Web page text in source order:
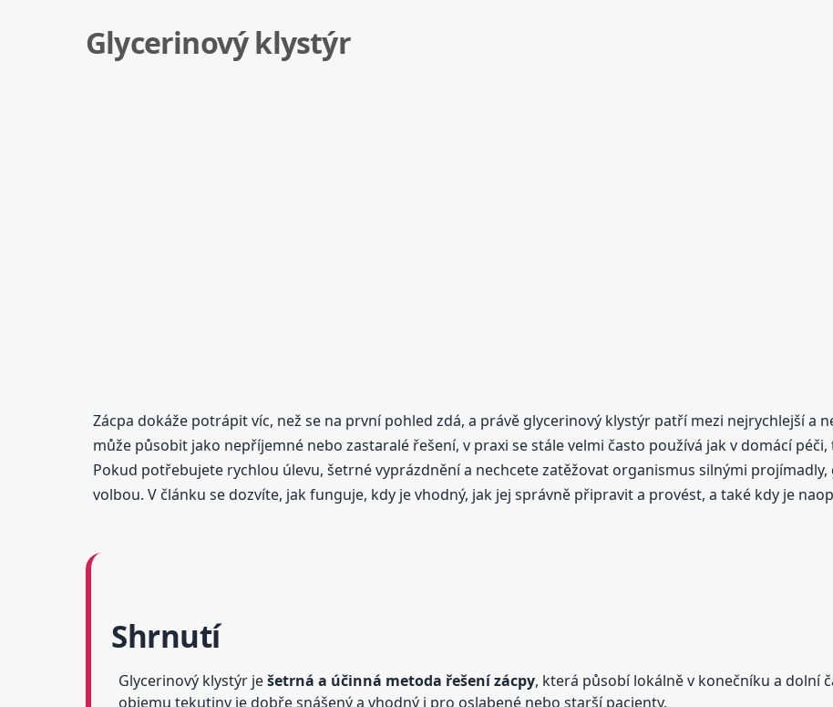
Glycerinový klystýr
Zácpa dokáže potrápit víc, než se na první pohled zdá, a právě glycerinový klystýr patří mezi nejrychlejší a
může působit jako nepříjemné nebo zastaralé řešení, v praxi se stále velmi často používá jak v domácí
Pokud potřebujete rychlou úlevu, šetrné vyprázdnění a nechcete zatěžovat organismus silnými
volbou. V článku se dozvíte, jak funguje, kdy je vhodný, jak jej správně připravit a provést, a také kdy je
Shrnutí
Glycerinový klystýr ješetrná a účinná metoda řešení zácpy, která působí lokálně v konečníku a dolní
objemu tekutiny je dobře snášený a vhodný i pro oslabené nebo starší pacienty.